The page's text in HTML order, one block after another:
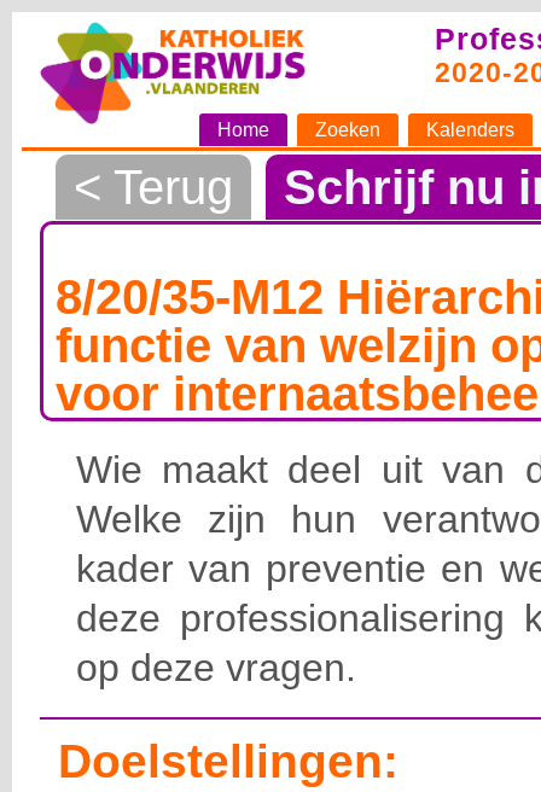
2020-
Home Zoeken Kalenders
< Terug Schrijf nu
8/20/35-M12
functie van welzijn
voor
Wie maakt deel uit van
Welke zijn hun
kader van preventie en
deze professionalisering
op deze vragen.
Doelstellingen: